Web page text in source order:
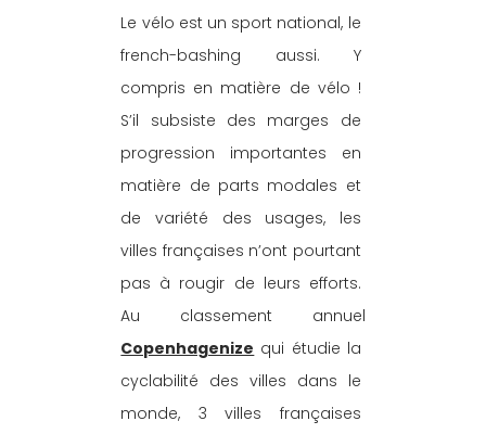
Le vélo est un sport national, le
french-bashing aussi. Y
compris en matière de vélo !
S’il subsiste des marges de
progression importantes en
matière de parts modales et
de variété des usages, les
villes françaises n’ont pourtant
pas à rougir de leurs efforts.
Au classement annuel
Copenhagenize qui étudie la
cyclabilité des villes dans le
monde, 3 villes françaises